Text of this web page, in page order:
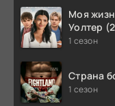
Моя
Уолтер
1 сезон
Страна
1 сезон